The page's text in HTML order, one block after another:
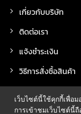
เกี่ยวกับบริษัท
ติดต่อเรา
แจ้งชำระเงิน
วิธีการสั่งซื้อสินค้า
เว็บไซต์นี้ใช้คุกกี้เพื่อ
การเข้าชมเว็บไซต์นี้